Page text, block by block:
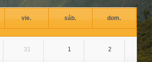
vie. sáb. dom.
31 1 2